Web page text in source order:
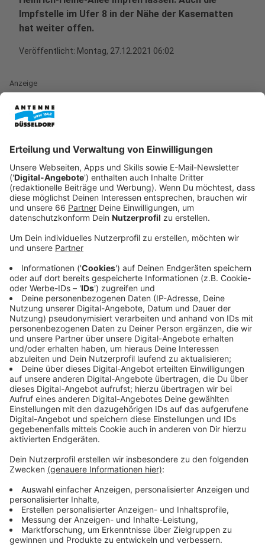
Impfstelle im Ufer 8 in der Nähe der Kasematten
hat weiter offen.
Veröffentlicht: Montag, 27.12.2021 06:02
Anzeige
Außerdem gibt es einige Aktionen außer der Reihe:
20 Uhr im Ratinger Hof geimpft. Wichtig bleibt auch
das Testen: Die Stadt hat allerdings die
Öffnungszeiten ihrer Teststellen eingeschränkt. So
hat zum Beispiel die Mitsubishi Electric Halle zwischen
den Jahren von 9 bis 16 Uhr geöffnet.
Anzeige
Weitere Infos und Links zum Thema
Anzeige
Impfaktion Kulturbanausen im Ratinger Hof
Mittwoch, 29.12.2021 und Donnerstag, 30.12.2021
je 15:00-20:00
Anmeldung vor Ort via Barcode ab 14:45 möglich
Ratinger Str. 10
Öffnungszeiten Impfzentrum 2.0 am
Hauptbahnhof:
Montag, 27. Dezember, bis Mittwoch, 29. Dezember:
10 bis 18 Uhr